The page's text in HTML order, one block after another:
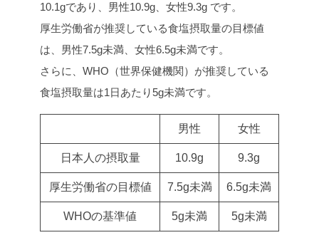
10.1gであり、男性10.9g、女性9.3g です。
厚生労働省が推奨している食塩摂取量の目標値
は、男性7.5g未満、女性6.5g未満です。
さらに、WHO（世界保健機関）が推奨している
食塩摂取量は1日あたり5g未満です。
男性 女性
日本人の摂取量 10.9g 9.3g
厚生労働省の目標値 7.5g未満 6.5g未満
WHOの基準値 5g未満 5g未満